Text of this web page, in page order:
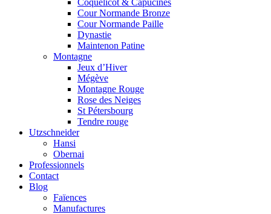
Cour Normande Bronze
Cour Normande Paille
Dynastie
Maintenon Patine
Montagne
Jeux d’Hiver
Mégève
Montagne Rouge
Rose des Neiges
St Pétersbourg
Tendre rouge
Utzschneider
Hansi
Obernai
Professionnels
Contact
Blog
Faïences
Manufactures